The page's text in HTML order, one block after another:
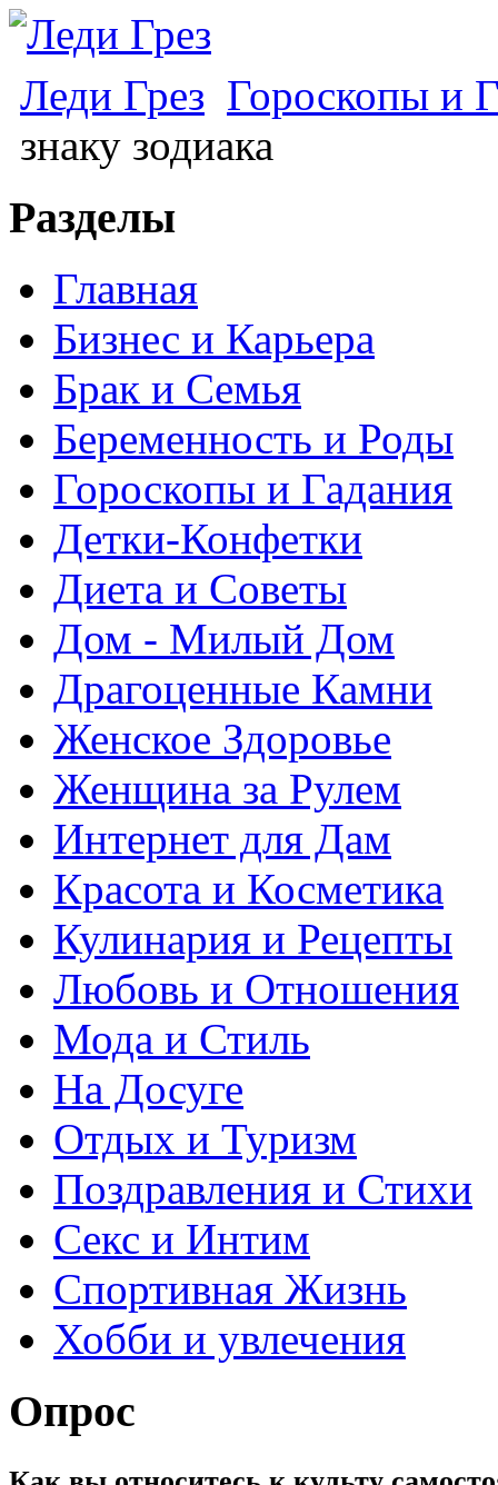
Леди Грез Гороскопы и
знаку зодиака
Разделы
Главная
Бизнес и Карьера
Брак и Семья
Беременность и Роды
Гороскопы и Гадания
Детки-Конфетки
Диета и Советы
Дом - Милый Дом
Драгоценные Камни
Женское Здоровье
Женщина за Рулем
Интернет для Дам
Красота и Косметика
Кулинария и Рецепты
Любовь и Отношения
Мода и Стиль
На Досуге
Отдых и Туризм
Поздравления и Стихи
Секс и Интим
Спортивная Жизнь
Хобби и увлечения
Опрос